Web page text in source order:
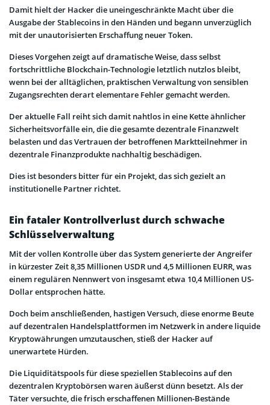
Damit hielt der Hacker die uneingeschränkte Macht über die
Ausgabe der Stablecoins in den Händen und begann unverzüglich
mit der unautorisierten Erschaffung neuer Token.
Dieses Vorgehen zeigt auf dramatische Weise, dass selbst
fortschrittliche Blockchain-Technologie letztlich nutzlos bleibt,
wenn bei der alltäglichen, praktischen Verwaltung von sensiblen
Zugangsrechten derart elementare Fehler gemacht werden.
Der aktuelle Fall reiht sich damit nahtlos in eine Kette ähnlicher
Sicherheitsvorfälle ein, die die gesamte dezentrale Finanzwelt
belasten und das Vertrauen der betroffenen Marktteilnehmer in
dezentrale Finanzprodukte nachhaltig beschädigen.
Dies ist besonders bitter für ein Projekt, das sich gezielt an
institutionelle Partner richtet.
Ein fataler Kontrollverlust durch schwache
Schlüsselverwaltung
Mit der vollen Kontrolle über das System generierte der Angreifer
in kürzester Zeit 8,35 Millionen USDR und 4,5 Millionen EURR, was
einem regulären Nennwert von insgesamt etwa 10,4 Millionen US-
Dollar entsprochen hätte.
Doch beim anschließenden, hastigen Versuch, diese enorme Beute
auf dezentralen Handelsplattformen im Netzwerk in andere liquide
Kryptowährungen umzutauschen, stieß der Hacker auf
unerwartete Hürden.
Die Liquiditätspools für diese speziellen Stablecoins auf den
dezentralen Kryptobörsen waren äußerst dünn besetzt. Als der
Täter versuchte, die frisch erschaffenen Millionen-Bestände